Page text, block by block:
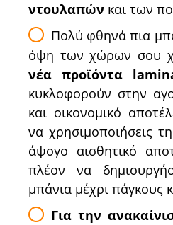
ντουλαπών και των
Πολύ φθηνά πια
όψη των χώρων σου
νέα προϊόντα
κυκλοφορούν στην
και οικονομικό
να χρησιμοποιήσεις
άψογο αισθητικό
πλέον να
μπάνια μέχρι πάγκους
Για την